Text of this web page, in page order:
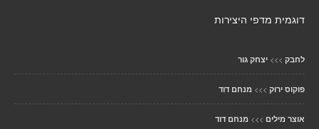
דוגמית מדפי היצירות
לחבק >>> יצחק גור
פוקוס ירוק >>> מנחם דוד
אוצר מילים >>> מנחם דוד